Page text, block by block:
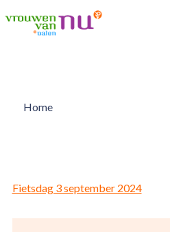
Home
Fietsdag 3 september 2024